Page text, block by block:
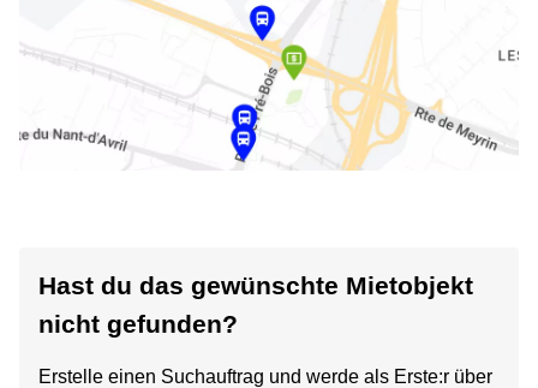
Hast du das gewünschte Mietobjekt
nicht gefunden?
Erstelle einen Suchauftrag und werde als Erste:r über